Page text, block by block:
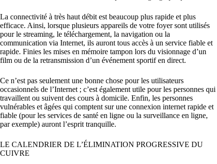
La connectivité à très haut débit est beaucoup plus rapide et plus
efficace. Ainsi, lorsque plusieurs appareils de votre foyer sont utilisés
pour le streaming, le téléchargement, la navigation ou la
communication via Internet, ils auront tous accès à un service fiable et
rapide. Finies les mises en mémoire tampon lors du visionnage d’un
film ou de la retransmission d’un événement sportif en direct.
Ce n’est pas seulement une bonne chose pour les utilisateurs
occasionnels de l’Internet ; c’est également utile pour les personnes qui
travaillent ou suivent des cours à domicile. Enfin, les personnes
vulnérables et âgées qui comptent sur une connexion internet rapide et
fiable (pour les services de santé en ligne ou la surveillance en ligne,
par exemple) auront l’esprit tranquille.
LE CALENDRIER DE L’ÉLIMINATION PROGRESSIVE DU
CUIVRE